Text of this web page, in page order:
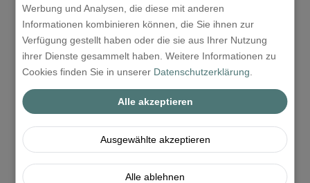
Werbung und Analysen, die diese mit anderen
Informationen kombinieren können, die Sie ihnen zur
Verfügung gestellt haben oder die sie aus Ihrer Nutzung
ihrer Dienste gesammelt haben. Weitere Informationen zu
Cookies finden Sie in unserer Datenschutzerklärung
Alle akzeptieren
Ausgewählte akzeptieren
Alle ablehnen